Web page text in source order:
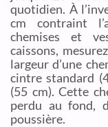
quotidien. À
cm contraint
chemises et
caissons,
largeur d’une
cintre standard
(55 cm). Cette
perdu au fond,
poussière.